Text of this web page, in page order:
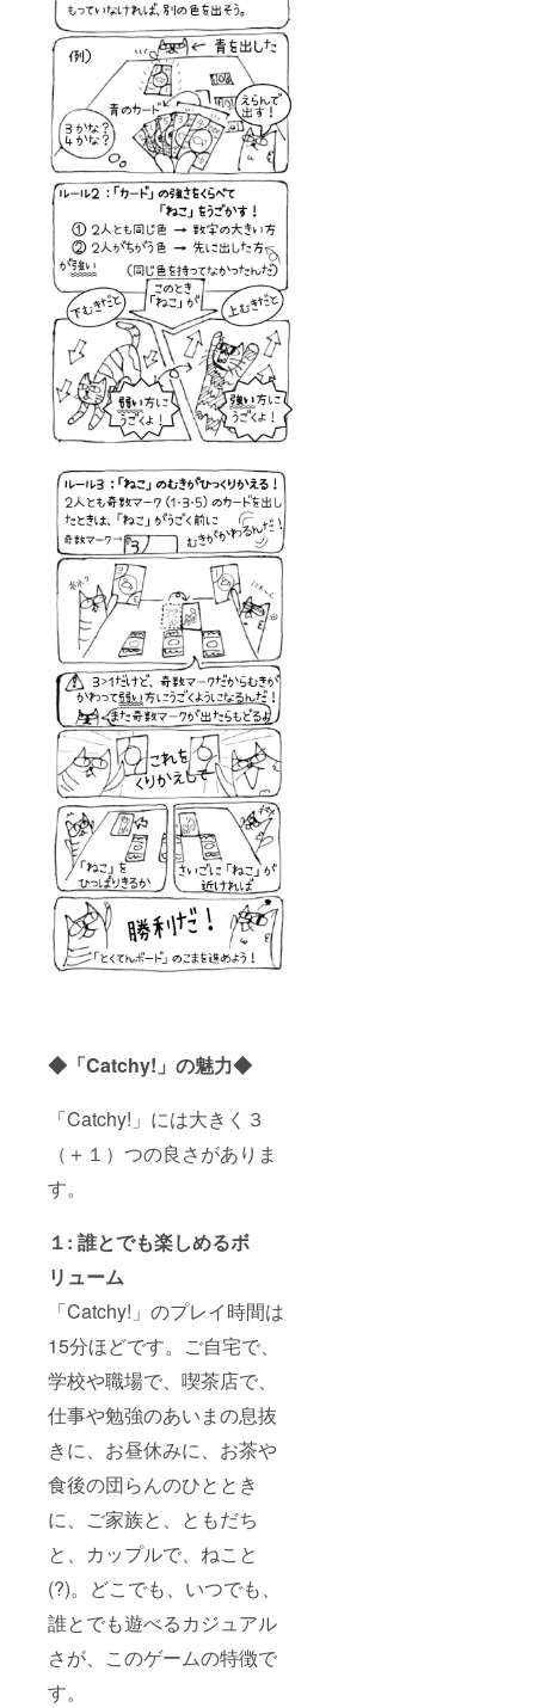
◆「Catchy!」の魅力◆
「Catchy!」には大きく３
（＋１）つの良さがありま
す。
１: 誰とでも楽しめるボ
リューム
「Catchy!」のプレイ時間は
15分ほどです。ご自宅で、
学校や職場で、喫茶店で、
仕事や勉強のあいまの息抜
きに、お昼休みに、お茶や
食後の団らんのひととき
に、ご家族と、ともだち
と、カップルで、ねこと
(?)。どこでも、いつでも、
誰とでも遊べるカジュアル
さが、このゲームの特徴で
す。